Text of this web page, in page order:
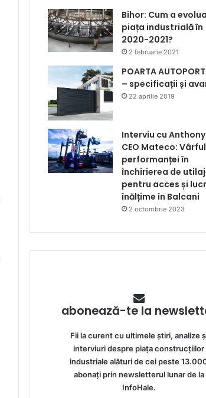
Bihor: Cum a
piața industrială în
2020-2021?
2 februarie 2021
POARTA
– specificații și
22 aprilie 2019
Interviu cu Anthony
CEO Mateco: Vârful
performanței în
închirierea de
pentru acces și
înălțime în Balcani
2 octombrie 2023
abonează-te la
Fii la curent cu ultimele știri, analize
interviuri despre piața construcțiilor
industriale alături de cei peste
abonați prin newsletterul lunar de la
InfoHale.